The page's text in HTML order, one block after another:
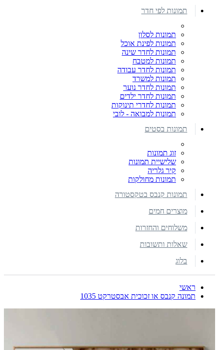
תמונות לפי חדר
תמונות לסלון
תמונות לפינת אוכל
תמונות לחדר שינה
תמונות למטבח
תמונות לחדר עבודה
תמונות למשרד
תמונות לחדר נוער
תמונות לחדר ילדים
תמונות לחדרי תינוקות
תמונות למבואה - לובי
תמונות בסטים
זוג תמונות
שלישיית תמונות
קיר גלריה
תמונות מחולקות
תמונות קנבס בטקסטורה
מוצרים חמים
משלוחים והחזרות
שאלות ותשובות
בלוג
ראשי
תמונה קנבס או זכוכית אבסטרקט 1035